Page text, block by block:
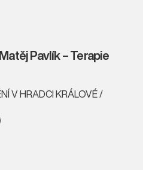
Pavlík – Terapie
V HRADCI KRÁLOVÉ /